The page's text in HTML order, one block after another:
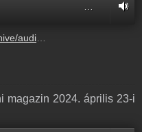
…
magazin 2024. április 23-i